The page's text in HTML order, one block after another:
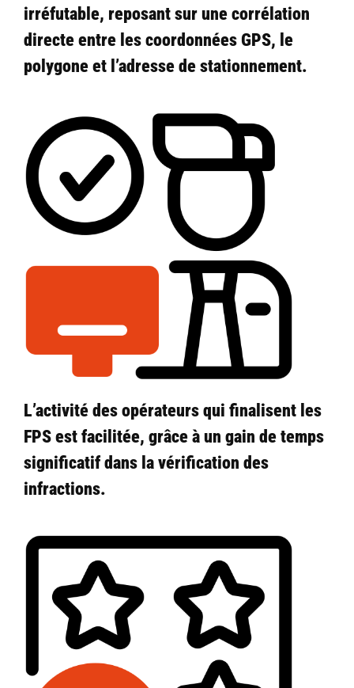
irréfutable, reposant sur une corrélation
directe entre les coordonnées GPS, le
polygone et l’adresse de stationnement.
L’activité des opérateurs qui finalisent les
FPS est facilitée, grâce à un gain de temps
significatif dans la vérification des
infractions.